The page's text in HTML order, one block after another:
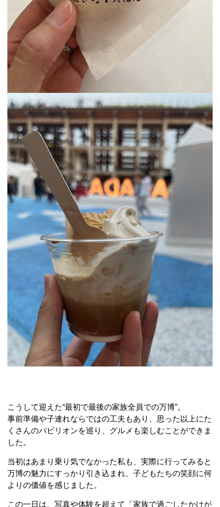
こうして迎えた“最初で最後の家族全員での万博”。
事前準備や子連れならではの工夫もあり、思った以上にた
くさんのパビリオンを巡り、グルメも楽しむことができま
した。
当初はあまり乗り気でなかった私も、実際に行ってみると
万博の魅力にすっかり引き込まれ、子どもたちの笑顔に何
よりの価値を感じました。
この一日は、写真や体験を超えて「家族で過ごしたかけが